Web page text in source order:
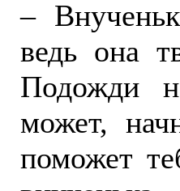
–
ведь она
Подожди
может,
поможет